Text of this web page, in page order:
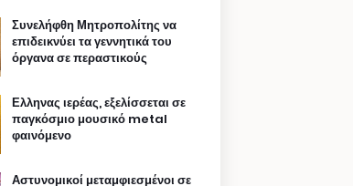
Συνελήφθη Μητροπολίτης να
επιδεικνύει τα γεννητικά του
όργανα σε περαστικούς
Ελληνας ιερέας, εξελίσσεται σε
παγκόσμιο μουσικό metal
φαινόμενο
Αστυνομικοί μεταμφιεσμένοι σε